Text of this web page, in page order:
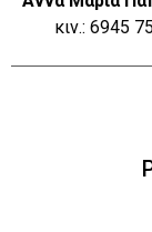
κιν.: 6945